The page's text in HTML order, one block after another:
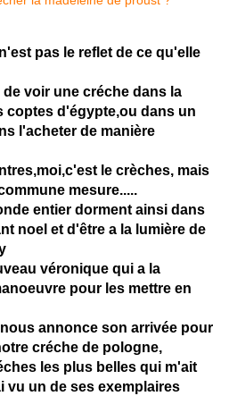
pas le reflet de ce qu'elle
voir une créche dans la
coptes d'égypte,ou dans un
l'acheter de manière
le crèches, mais
mesure.....
entier dorment ainsi dans
noel et d'être a la lumière de
véronique qui a la
pour les mettre en
annonce son arrivée pour
créche de pologne,
les plus belles qui m'ait
vu un de ses exemplaires